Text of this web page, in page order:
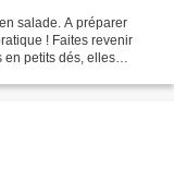
salade. A préparer
! Faites revenir
en petits dés, elles